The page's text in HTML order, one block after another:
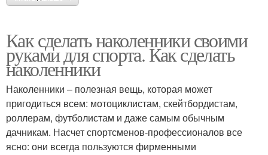
Как сделать наколенники своими
руками для спорта. Как сделать
наколенники
Наколенники – полезная вещь, которая может
пригодиться всем: мотоциклистам, скейтбордистам,
роллерам, футболистам и даже самым обычным
дачникам. Насчет спортсменов-профессионалов все
ясно: они всегда пользуются фирменными